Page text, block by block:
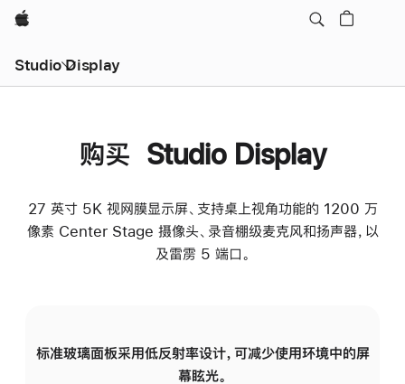
Apple
Studio Display
购买 Studio Display
27 英寸 5K 视网膜显示屏、支持桌上视角功能的 1200 万
像素 Center Stage 摄像头、录音棚级麦克风和扬声器，以
及雷雳 5 端口。
标准玻璃面板采用低反射率设计，可减少使用环境中的屏
幕眩光。